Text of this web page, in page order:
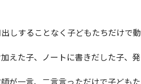
しすることなく子どもたちだけで動
えた子、ノートに書きだした子、発